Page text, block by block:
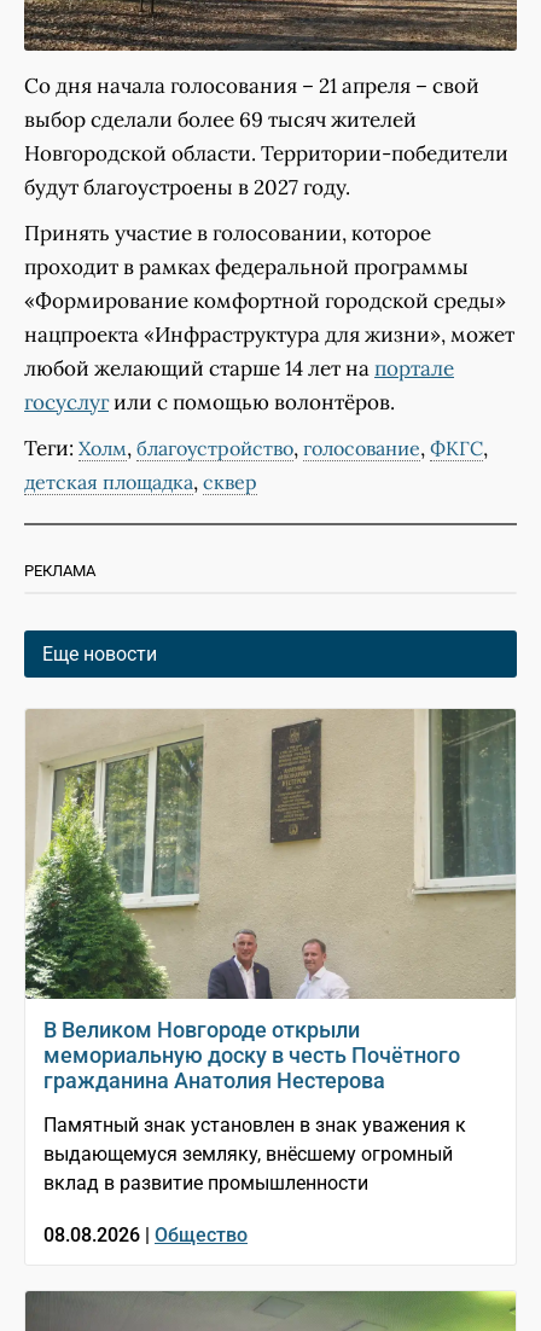
Со дня начала голосования – 21 апреля – свой
выбор сделали более 69 тысяч жителей
Новгородской области. Территории-победители
будут благоустроены в 2027 году.
Принять участие в голосовании, которое
проходит в рамках федеральной программы
«Формирование комфортной городской среды»
нацпроекта «Инфраструктура для жизни», может
любой желающий старше 14 лет напортале
госуслугили с помощью волонтёров.
Теги: Холм, благоустройство, голосование, ФКГС,
детская площадка, сквер
РЕКЛАМА
Еще новости
В Великом Новгороде открыли
мемориальную доску в честь Почётного
гражданина Анатолия Нестерова
Памятный знак установлен в знак уважения к
выдающемуся земляку, внёсшему огромный
вклад в развитие промышленности
08.08.2026 | Общество